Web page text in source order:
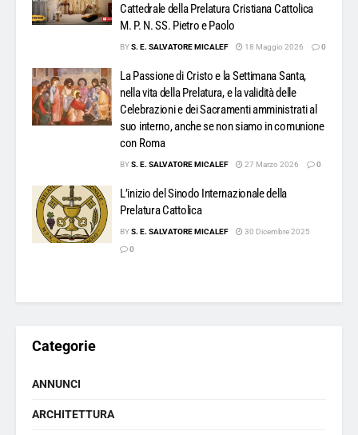
Cattedrale della Prelatura Cristiana Cattolica
M. P. N. SS. Pietro e Paolo
BYS. E. SALVATORE MICALEF 18 Maggio 2026 0
La Passione di Cristo e la Settimana Santa,
nella vita della Prelatura, e la validità delle
Celebrazioni e dei Sacramenti amministrati al
suo interno, anche se non siamo in comunione
con Roma
BYS. E. SALVATORE MICALEF 27 Marzo 2026 0
L’inizio del Sinodo Internazionale della
Prelatura Cattolica
BYS. E. SALVATORE MICALEF
30 Dicembre 2025
0
Categorie
ANNUNCI
ARCHITETTURA